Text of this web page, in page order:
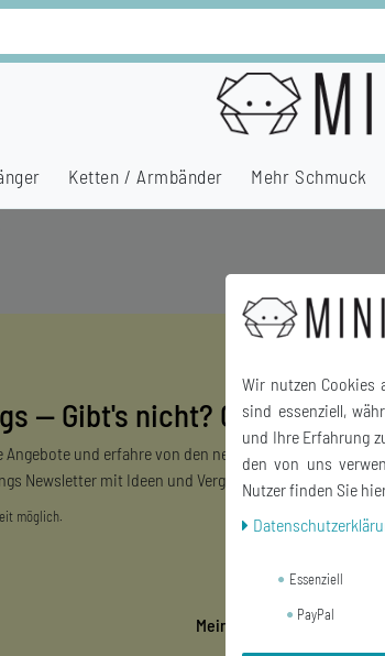
Ketten / Armbänder Mehr Schmuck
— Gibt's nicht? Gibt's doch!
Angebote und erfahre von den neusten Produkten. Erhalte
Newsletter mit Ideen und Vergünstigungen.
möglich.
Mein Konto
Wir nutzen Cookies
sind essenziell,
und Ihre Erfahrung
den von uns
Nutzer finden Sie
Essenziell
PayPal